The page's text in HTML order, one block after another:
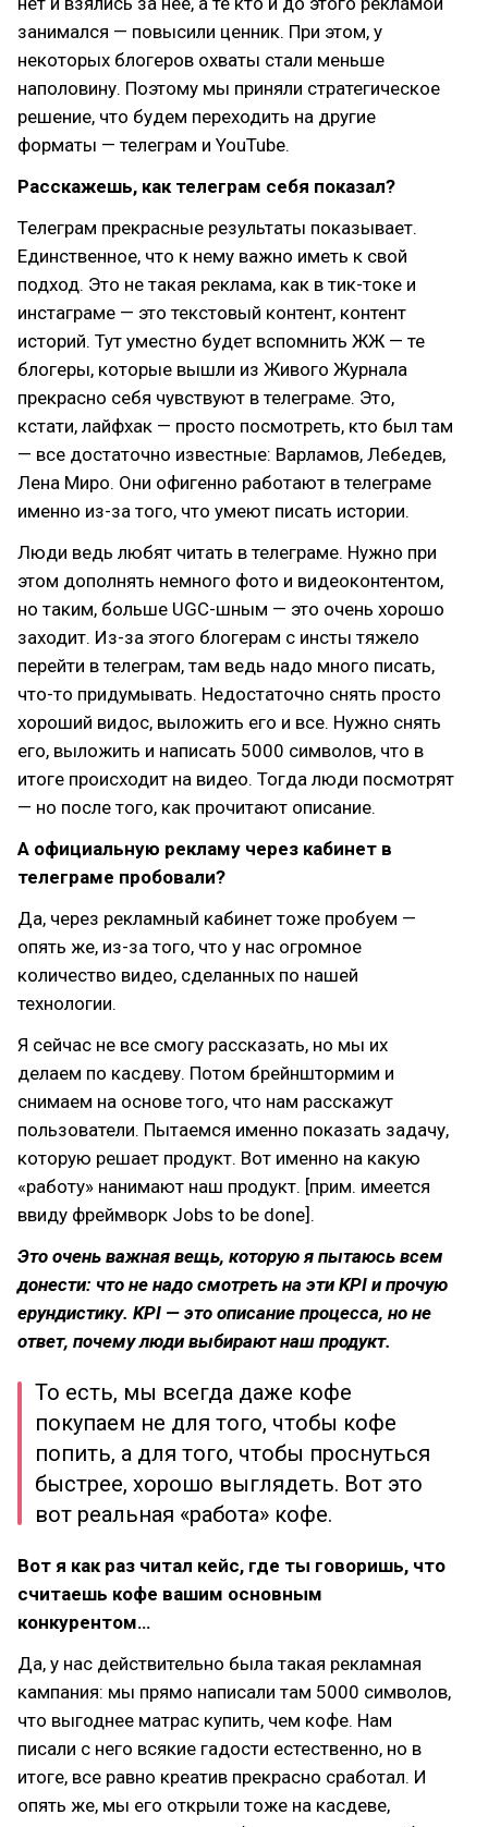
занимался — повысили ценник. При этом, у
некоторых блогеров охваты стали меньше
наполовину. Поэтому мы приняли стратегическое
решение, что будем переходить на другие
форматы — телеграм и YouTube.
Расскажешь, как телеграм себя показал?
Телеграм прекрасные результаты показывает.
Единственное, что к нему важно иметь к свой
подход. Это не такая реклама, как в тик-токе и
инстаграме — это текстовый контент, контент
историй. Тут уместно будет вспомнить ЖЖ — те
блогеры, которые вышли из Живого Журнала
прекрасно себя чувствуют в телеграме. Это,
кстати, лайфхак — просто посмотреть, кто был там
— все достаточно известные: Варламов, Лебедев,
Лена Миро. Они офигенно работают в телеграме
именно из-за того, что умеют писать истории.
Люди ведь любят читать в телеграме. Нужно при
этом дополнять немного фото и видеоконтентом,
но таким, больше UGC-шным — это очень хорошо
заходит. Из-за этого блогерам с инсты тяжело
перейти в телеграм, там ведь надо много писать,
что-то придумывать. Недостаточно снять просто
хороший видос, выложить его и все. Нужно снять
его, выложить и написать 5000 символов, что в
итоге происходит на видео. Тогда люди посмотрят
— но после того, как прочитают описание.
А официальную рекламу через кабинет в
телеграме пробовали?
Да, через рекламный кабинет тоже пробуем —
опять же, из-за того, что у нас огромное
количество видео, сделанных по нашей
технологии.
Я сейчас не все смогу рассказать, но мы их
делаем по касдеву. Потом брейнштормим и
снимаем на основе того, что нам расскажут
пользователи. Пытаемся именно показать задачу,
которую решает продукт. Вот именно на какую
«работу» нанимают наш продукт. [прим. имеется
ввиду фреймворк Jobs to be done].
Это очень важная вещь, которую я пытаюсь всем
донести: что не надо смотреть на эти KPI и прочую
ерундистику. KPI — это описание процесса, но не
ответ, почему люди выбирают наш продукт.
То есть, мы всегда даже кофе
покупаем не для того, чтобы кофе
попить, а для того, чтобы проснуться
быстрее, хорошо выглядеть. Вот это
вот реальная «работа» кофе.
Вот я как раз читал кейс, где ты говоришь, что
считаешь кофе вашим основным
конкурентом…
Да, у нас действительно была такая рекламная
кампания: мы прямо написали там 5000 символов,
что выгоднее матрас купить, чем кофе. Нам
писали с него всякие гадости естественно, но в
итоге, все равно креатив прекрасно сработал. И
опять же, мы его открыли тоже на касдеве,